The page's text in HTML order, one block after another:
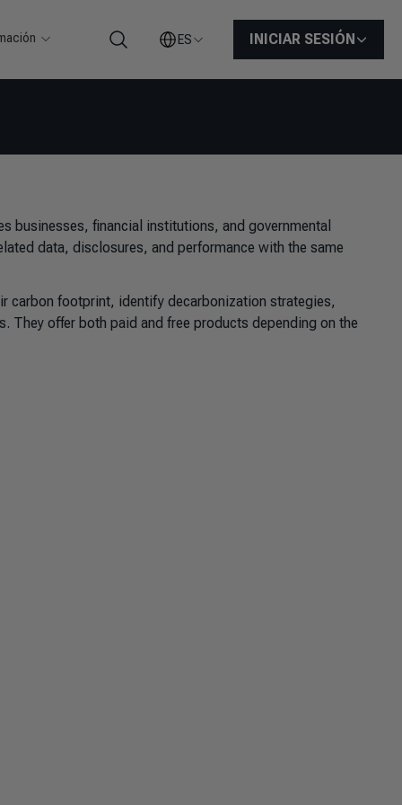
Buscar
ES INICIAR SESIÓN
businesses, financial institutions, and governmental
data, disclosures, and performance with the same
carbon footprint, identify decarbonization strategies,
They offer both paid and free products depending on the